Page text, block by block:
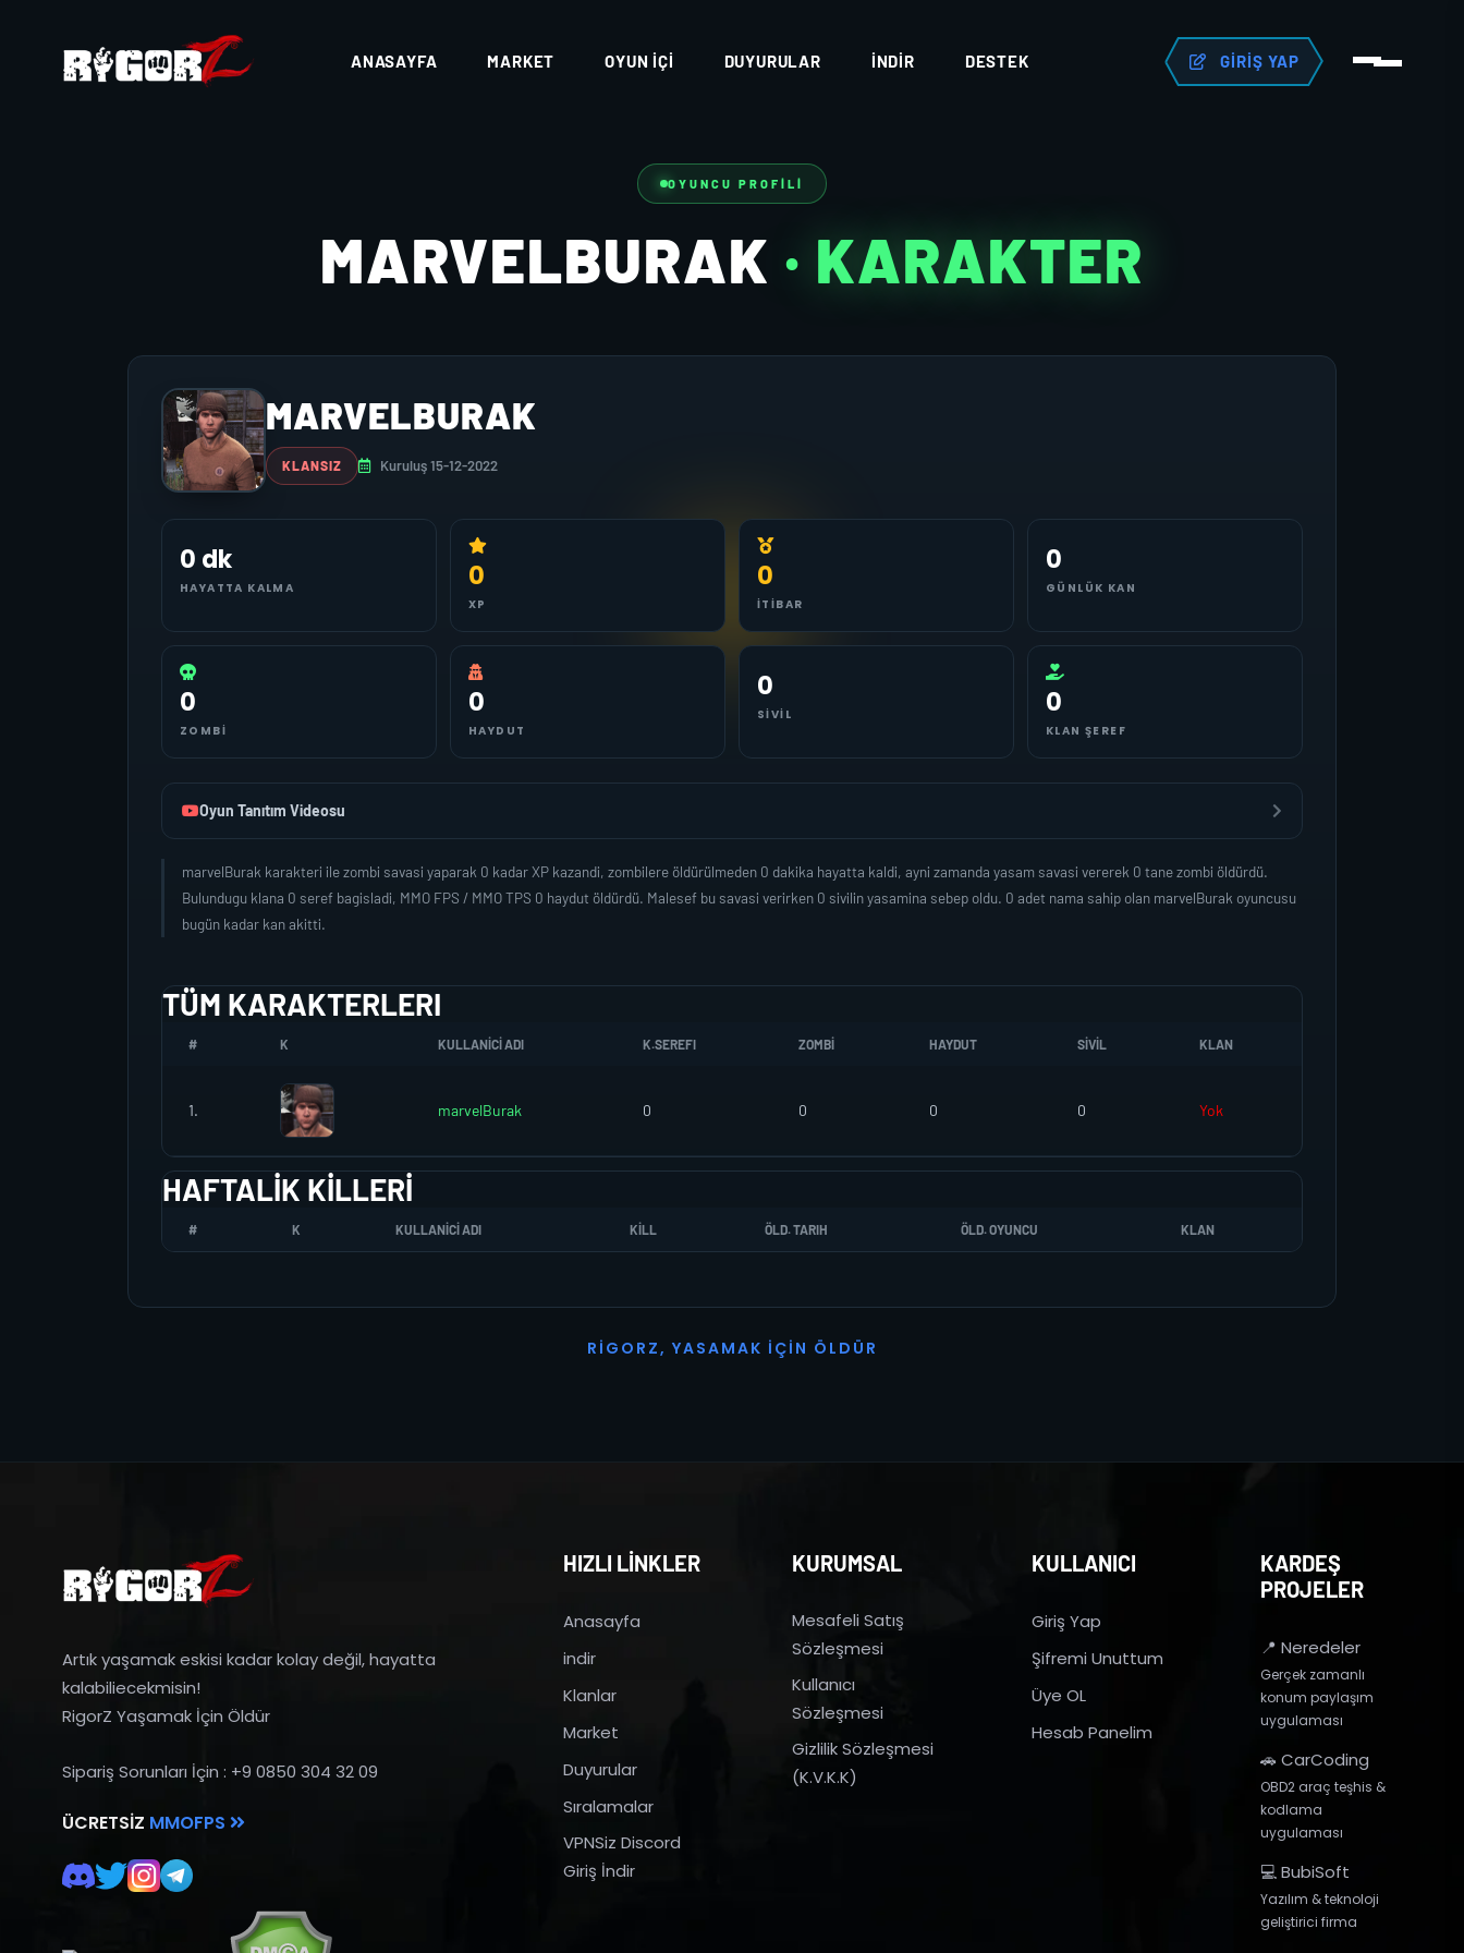
ANASAYFA MARKET OYUN İÇI DUYURULAR İNDIR DESTEK GIRIŞ YAP
OYUNCU PROFILI
MARVELBURAK · KARAKTER
MARVELBURAK
KLANSIZ Kuruluş 15-12-2022
0 dk
HAYATTA KALMA 0
XP
0
İTIBAR
0
GÜNLÜK KAN
0
ZOMBI
0
HAYDUT
0
SIVIL 0
KLAN ŞEREF
Oyun Tanıtım Videosu
marvelBurak karakteri ile zombi savasi yaparak 0 kadar XP kazandi, zombilere öldürülmeden 0 dakika hayatta kaldi, ayni zamanda yasam savasi vererek 0 tane zombi öldürdü.
Bulundugu klana 0 seref bagisladi, MMO FPS / MMO TPS 0 haydut öldürdü. Malesef bu savasi verirken 0 sivilin yasamina sebep oldu. 0 adet nama sahip olan marvelBurak oyuncusu
bugün kadar kan akitti.
TÜM KARAKTERLERI
# K KULLANICI ADI K.SEREFI ZOMBI HAYDUT SIVIL KLAN
1. marvelBurak 0 0 0 0 Yok
HAFTALIK KILLERI
# K KULLANICI ADI KILL ÖLD. TARIH ÖLD. OYUNCU KLAN
R I G O R Z, YASAMAK İ ÇI N Ö L D Ü R
Artık yaşamak eskisi kadar kolay değil, hayatta
kalabiliecekmisin!
RigorZ Yaşamak İçin Öldür
Sipariş Sorunları İçin : +9 0850 304 32 09
ÜCRETSIZ MMOFPS
HIZLI LİNKLER
Anasayfa
indir
Klanlar
Market
Duyurular
Sıralamalar
VPNSiz Discord
Giriş İndir
KURUMSAL
Mesafeli Satış
Sözleşmesi
Kullanıcı
Sözleşmesi
Gizlilik Sözleşmesi
(K.V.K.K)
KULLANICI
Giriş Yap
Şifremi Unuttum
Üye OL
Hesab Panelim
KARDEŞ
PROJELER
📍 Neredeler
Gerçek zamanlı
konum paylaşım
uygulaması
🚗 CarCoding
OBD2 araç teşhis &
kodlama
uygulaması
💻 BubiSoft
Yazılım & teknoloji
geliştirici firma